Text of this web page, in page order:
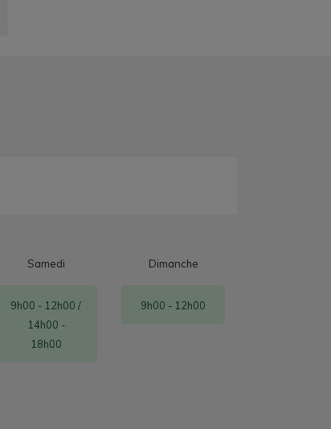
Samedi
9h00 - 12h00 /
14h00 -
18h00
Dimanche
9h00 - 12h00